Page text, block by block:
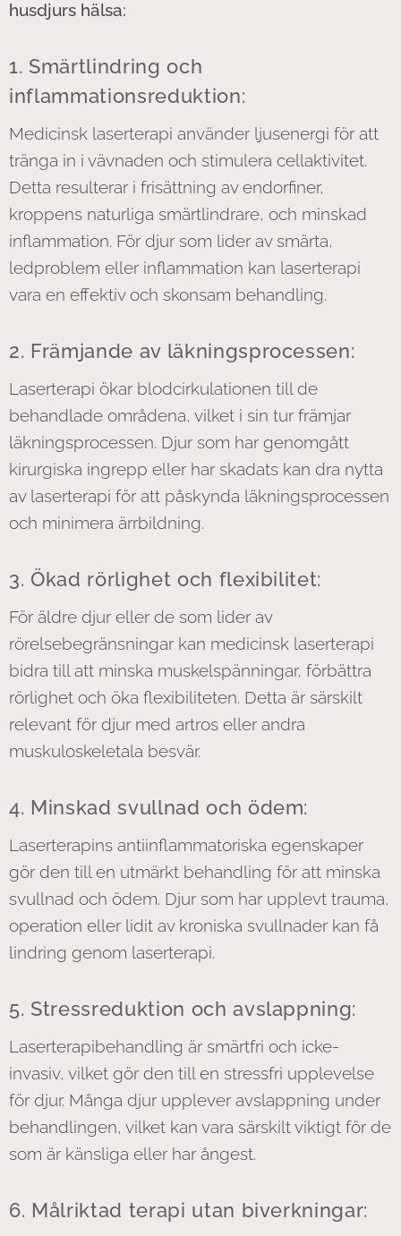
husdjurs hälsa:
1. Smärtlindring och
inflammationsreduktion:
Medicinsk laserterapi använder ljusenergi för att
tränga in i vävnaden och stimulera cellaktivitet.
Detta resulterar i frisättning av endorfiner,
kroppens naturliga smärtlindrare, och minskad
inflammation. För djur som lider av smärta,
ledproblem eller inflammation kan laserterapi
vara en effektiv och skonsam behandling.
2. Främjande av läkningsprocessen:
Laserterapi ökar blodcirkulationen till de
behandlade områdena, vilket i sin tur främjar
läkningsprocessen. Djur som har genomgått
kirurgiska ingrepp eller har skadats kan dra nytta
av laserterapi för att påskynda läkningsprocessen
och minimera ärrbildning.
3. Ökad rörlighet och flexibilitet:
För äldre djur eller de som lider av
rörelsebegränsningar kan medicinsk laserterapi
bidra till att minska muskelspänningar, förbättra
rörlighet och öka flexibiliteten. Detta är särskilt
relevant för djur med artros eller andra
muskuloskeletala besvär.
4. Minskad svullnad och ödem:
Laserterapins antiinflammatoriska egenskaper
gör den till en utmärkt behandling för att minska
svullnad och ödem. Djur som har upplevt trauma,
operation eller lidit av kroniska svullnader kan få
lindring genom laserterapi.
5. Stressreduktion och avslappning:
Laserterapibehandling är smärtfri och icke-
invasiv, vilket gör den till en stressfri upplevelse
för djur. Många djur upplever avslappning under
behandlingen, vilket kan vara särskilt viktigt för de
som är känsliga eller har ångest.
6. Målriktad terapi utan biverkningar: